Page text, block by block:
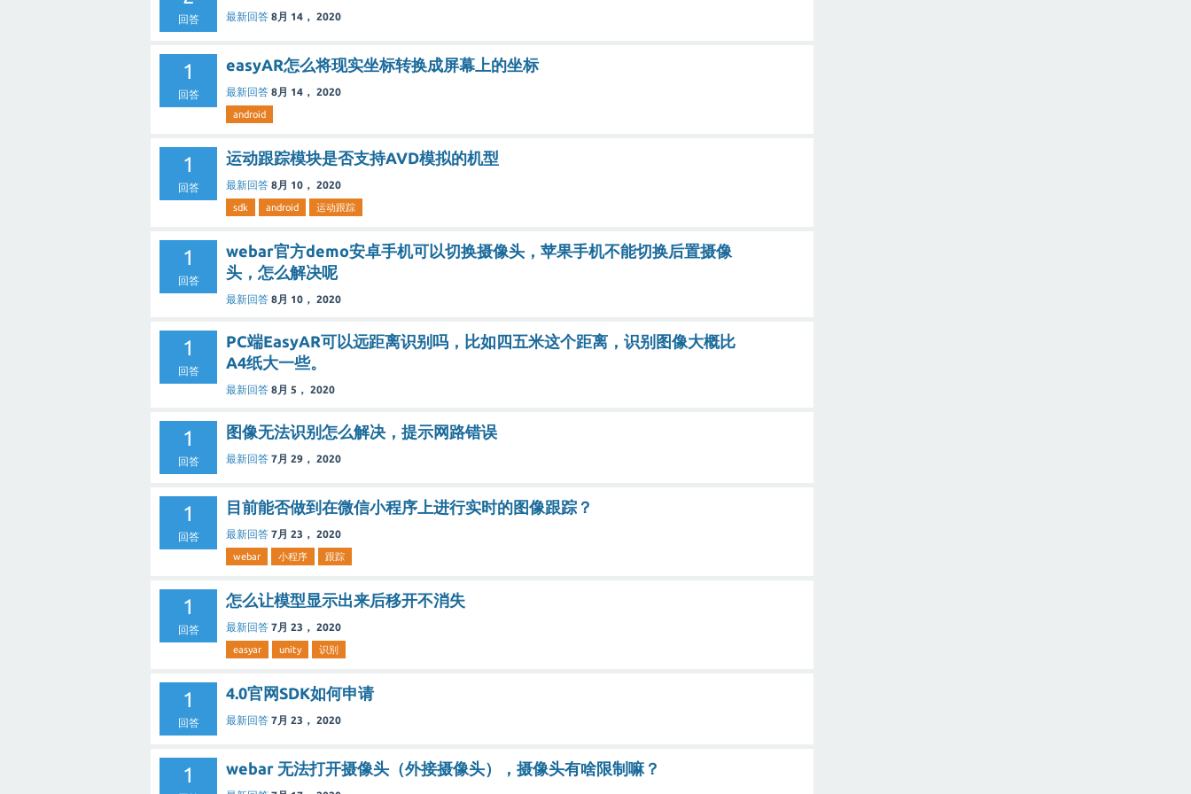
回答 最新回答 8月 14， 2020
1
回答
easyAR怎么将现实坐标转换成屏幕上的坐标
最新回答 8月 14， 2020
android
1
回答
运动跟踪模块是否支持AVD模拟的机型
最新回答 8月 10， 2020
sdk android 运动跟踪
1
回答
webar官方demo安卓手机可以切换摄像头，苹果手机不能切换后置摄像
头，怎么解决呢
最新回答 8月 10， 2020
1
回答
PC端EasyAR可以远距离识别吗，比如四五米这个距离，识别图像大概比
A4纸大一些。
最新回答 8月 5， 2020
1
回答
图像无法识别怎么解决，提示网路错误
最新回答 7月 29， 2020
1
回答
目前能否做到在微信小程序上进行实时的图像跟踪？
最新回答 7月 23， 2020
webar 小程序 跟踪
1
回答
怎么让模型显示出来后移开不消失
最新回答 7月 23， 2020
easyar unity 识别
1
回答
4.0官网SDK如何申请
最新回答 7月 23， 2020
1 webar 无法打开摄像头（外接摄像头），摄像头有啥限制嘛？